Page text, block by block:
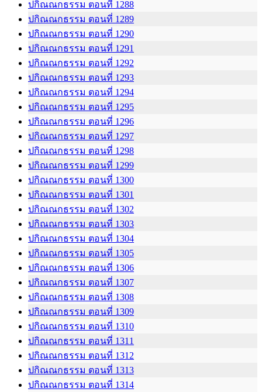
ปกิณณกธรรม ตอนที่ 1288
ปกิณณกธรรม ตอนที่ 1289
ปกิณณกธรรม ตอนที่ 1290
ปกิณณกธรรม ตอนที่ 1291
ปกิณณกธรรม ตอนที่ 1292
ปกิณณกธรรม ตอนที่ 1293
ปกิณณกธรรม ตอนที่ 1294
ปกิณณกธรรม ตอนที่ 1295
ปกิณณกธรรม ตอนที่ 1296
ปกิณณกธรรม ตอนที่ 1297
ปกิณณกธรรม ตอนที่ 1298
ปกิณณกธรรม ตอนที่ 1299
ปกิณณกธรรม ตอนที่ 1300
ปกิณณกธรรม ตอนที่ 1301
ปกิณณกธรรม ตอนที่ 1302
ปกิณณกธรรม ตอนที่ 1303
ปกิณณกธรรม ตอนที่ 1304
ปกิณณกธรรม ตอนที่ 1305
ปกิณณกธรรม ตอนที่ 1306
ปกิณณกธรรม ตอนที่ 1307
ปกิณณกธรรม ตอนที่ 1308
ปกิณณกธรรม ตอนที่ 1309
ปกิณณกธรรม ตอนที่ 1310
ปกิณณกธรรม ตอนที่ 1311
ปกิณณกธรรม ตอนที่ 1312
ปกิณณกธรรม ตอนที่ 1313
ปกิณณกธรรม ตอนที่ 1314